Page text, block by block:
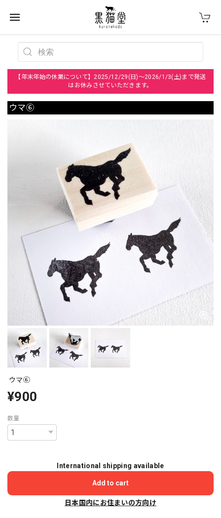
【年末年始の休業について】2025/12/29(日)～2026/1/3(土)まで発送
はお休みさせていただきます。
ウマ⑥
ウマ⑥
¥900
数量
International shipping available
Add to cart
日本国内にお住まいの方向け